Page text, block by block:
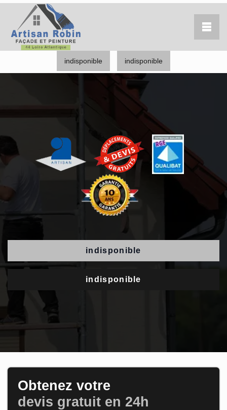
indisponible indisponible
indisponible
indisponible
Obtenez votre
devis gratuit en 24h